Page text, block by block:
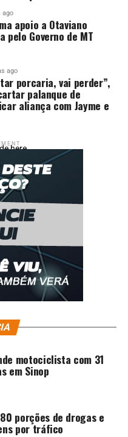
ago
apoio a Otaviano
pelo Governo de MT
ago
porcaria, vai perder”,
palanque de
aliança com Jayme e
here
motociclista com 31
em Sinop
porções de drogas e
por tráfico